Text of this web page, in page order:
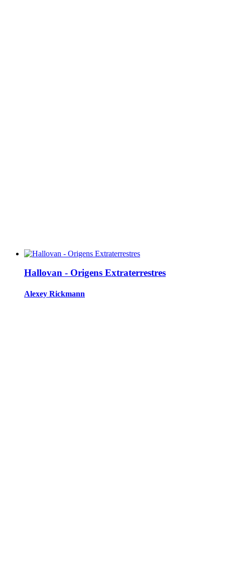
Hallovan - Origens Extraterrestres
Alexey Rickmann